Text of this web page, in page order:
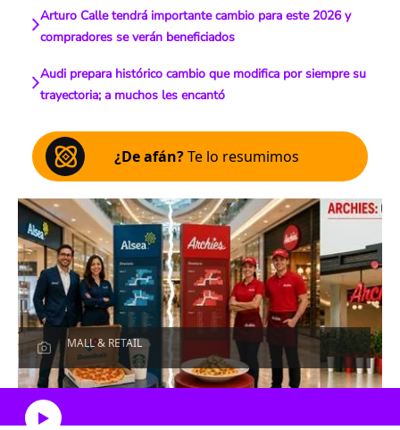
Arturo Calle tendrá importante cambio para este 2026 y
compradores se verán beneficiados
Audi prepara histórico cambio que modifica por siempre su
trayectoria; a muchos les encantó
¿De afán?Te lo resumimos
MALL & RETAIL
Escucha el artículo